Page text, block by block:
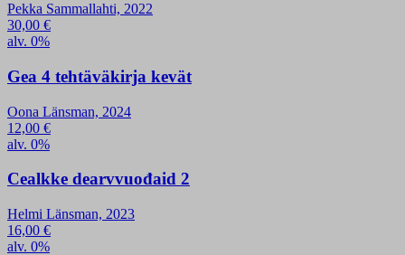
Pekka Sammallahti, 2022
30,00 €
alv. 0%
Gea 4 tehtäväkirja kevät
Oona Länsman, 2024
12,00 €
alv. 0%
Cealkke dearvvuođaid 2
Helmi Länsman, 2023
16,00 €
alv. 0%